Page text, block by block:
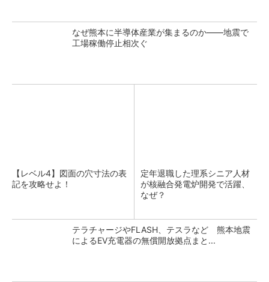
なぜ熊本に半導体産業が集まるのか――地震で
工場稼働停止相次ぐ
【レベル4】図面の穴寸法の表
記を攻略せよ！
定年退職した理系シニア人材
が核融合発電炉開発で活躍、
なぜ？
テラチャージやFLASH、テスラなど 熊本地震
によるEV充電器の無償開放拠点まと...